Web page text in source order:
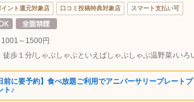
イント還元対象店 口コミ投稿特典対象店 スマート支払い可
1001～1500円
前に要予約】食べ放題ご利用でアニバーサリープレートプ
ト♪